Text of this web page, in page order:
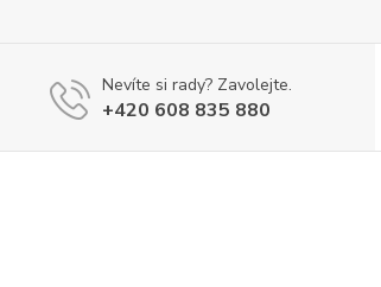
Nevíte si rady? Zavolejte.
+420 608 835 880